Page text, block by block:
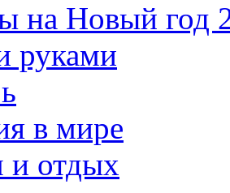
на Новый год
руками
в мире
и отдых